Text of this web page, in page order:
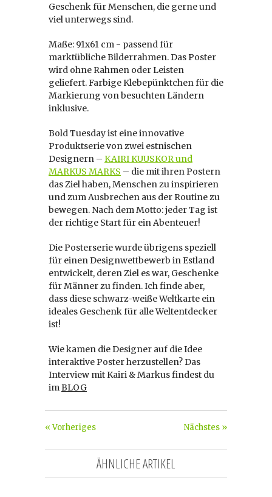
Geschenk für Menschen, die gerne und
viel unterwegs sind.
Maße: 91x61 cm - passend für
marktübliche Bilderrahmen. Das Poster
wird ohne Rahmen oder Leisten
geliefert. Farbige Klebepünktchen für die
Markierung von besuchten Ländern
inklusive.
Bold Tuesday ist eine innovative
Produktserie von zwei estnischen
Designern – KAIRI KUUSKOR und
MARKUS MARKS – die mit ihren Postern
das Ziel haben, Menschen zu inspirieren
und zum Ausbrechen aus der Routine zu
bewegen. Nach dem Motto: jeder Tag ist
der richtige Start für ein Abenteuer!
Die Posterserie wurde übrigens speziell
für einen Designwettbewerb in Estland
entwickelt, deren Ziel es war, Geschenke
für Männer zu finden. Ich finde aber,
dass diese schwarz-weiße Weltkarte ein
ideales Geschenk für alle Weltentdecker
ist!
Wie kamen die Designer auf die Idee
interaktive Poster herzustellen? Das
Interview mit Kairi & Markus findest du
imBLOG
Nächstes »
« Vorheriges
ÄHNLICHE ARTIKEL